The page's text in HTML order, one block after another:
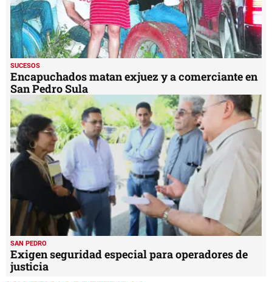
SUCESOS
Encapuchados matan exjuez y a comerciante en
San Pedro Sula
SAN PEDRO
Exigen seguridad especial para operadores de
justicia